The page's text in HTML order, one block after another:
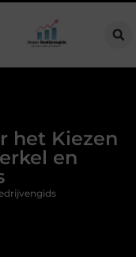
personeel
het Kiezen
en